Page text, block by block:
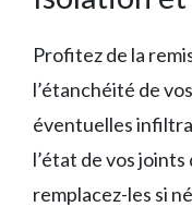
Profitez de la
l’étanchéité de
éventuelles
l’état de vos
remplacez-les si